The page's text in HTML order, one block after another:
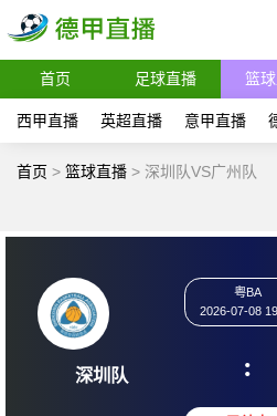
首页 足球直播 篮
西甲直播 英超直播 意甲直播
首页 > 篮球直播 > 深圳队VS广州队